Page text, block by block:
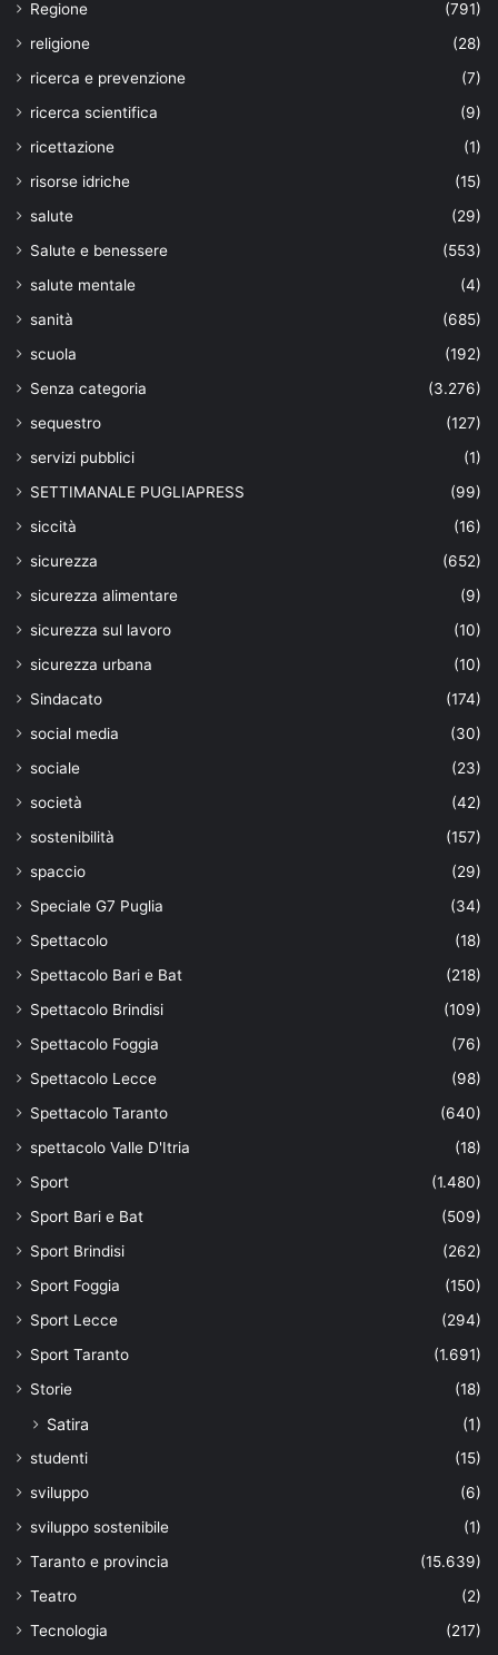
Regione
(791)
religione
(28)
ricerca e prevenzione
(7)
ricerca scientifica
(9)
ricettazione
(1)
risorse idriche
(15)
salute
(29)
Salute e benessere
(553)
salute mentale
(4)
sanità
(685)
scuola
(192)
Senza categoria
(3.276)
sequestro
(127)
servizi pubblici
(1)
SETTIMANALE PUGLIAPRESS
(99)
siccità
(16)
sicurezza
(652)
sicurezza alimentare
(9)
sicurezza sul lavoro
(10)
sicurezza urbana
(10)
Sindacato
(174)
social media
(30)
sociale
(23)
società
(42)
sostenibilità
(157)
spaccio
(29)
Speciale G7 Puglia
(34)
Spettacolo
(18)
Spettacolo Bari e Bat
(218)
Spettacolo Brindisi
(109)
Spettacolo Foggia
(76)
Spettacolo Lecce
(98)
Spettacolo Taranto
(640)
spettacolo Valle D'Itria
(18)
Sport
(1.480)
Sport Bari e Bat
(509)
Sport Brindisi
(262)
Sport Foggia
(150)
Sport Lecce
(294)
Sport Taranto
(1.691)
Storie
(18)
Satira (1)
studenti
(15)
sviluppo
(6)
sviluppo sostenibile
(1)
Taranto e provincia
(15.639)
Teatro
(2)
Tecnologia
(217)